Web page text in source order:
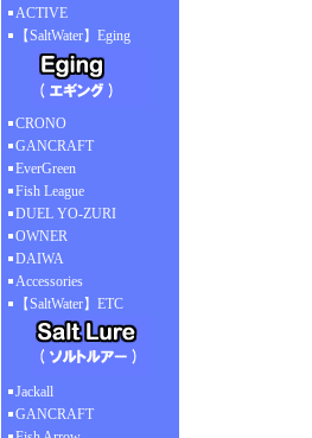
ACTIVE
【SaltWater】Eging
CRONO
GANCRAFT
EverGreen
Fish League
DUEL YO-ZURI
OWNER
DAIWA
Accessories
【SaltWater】ETC
Jackall
GANCRAFT